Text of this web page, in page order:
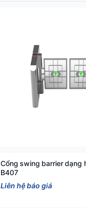
Cổng swing barrier dạng
B407
Liên hệ báo giá